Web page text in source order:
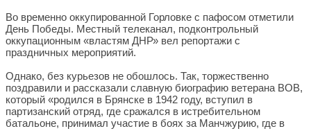
Во временно оккупированной Горловке с пафосом отметили
День Победы. Местный телеканал, подконтрольный
оккупационным «властям ДНР» вел репортажи с
праздничных мероприятий.
Однако, без курьезов не обошлось. Так, торжественно
поздравили и рассказали славную биографию ветерана ВОВ,
который «родился в Брянске в 1942 году, вступил в
партизанский отряд, где сражался в истребительном
батальоне, принимал участие в боях за Манчжурию, где в